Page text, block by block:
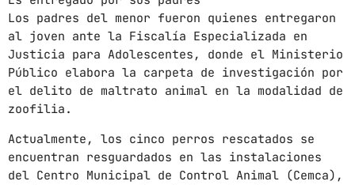
CATEGORÍAS
Blog
Gobierno de Hermosillo
Gobierno de Sonora
Hermosillo
News
Los padres del menor fueron quienes entregaron
al joven ante la Fiscalía Especializada en
Justicia para Adolescentes, donde el Ministerio
Público elabora la carpeta de investigación por
el delito de maltrato animal en la modalidad de
zoofilia.
Actualmente, los cinco perros rescatados se
encuentran resguardados en las instalaciones
del Centro Municipal de Control Animal (Cemca),